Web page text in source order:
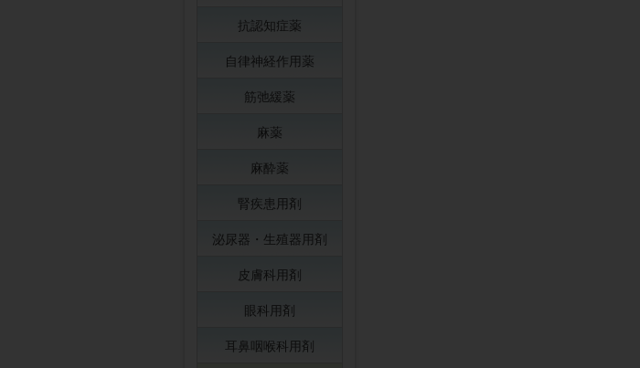
抗認知症薬
自律神経作用薬
筋弛緩薬
麻薬
麻酔薬
腎疾患用剤
泌尿器・生殖器用剤
皮膚科用剤
眼科用剤
耳鼻咽喉科用剤